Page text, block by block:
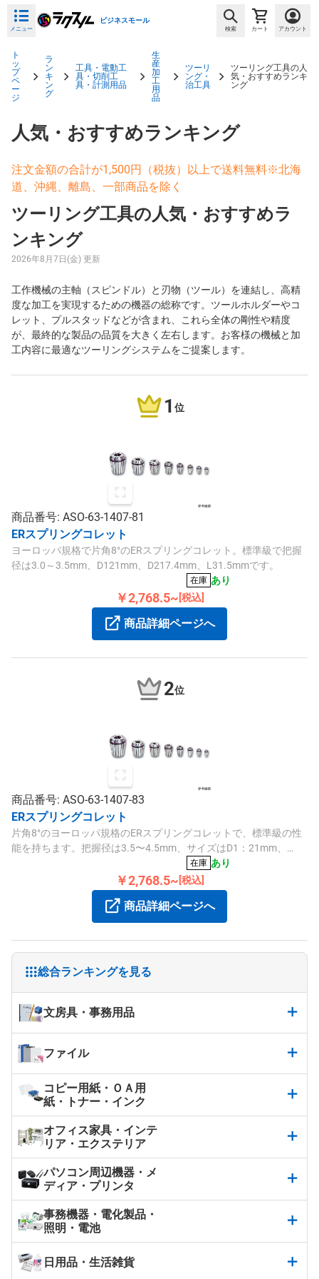
メニュー
ビジネスモール
検索 カート アカウント
ト
ッ
プ
ペ
ー
ジ
ラ
ン
キ
ン
グ
工具・電動工
具・切削工
具・計測用品
生
産
加
工
用
品
ツーリ
ング・
治工具
ツーリング工具の人
気・おすすめランキ
ング
人気・おすすめランキング
注文金額の合計が1,500円（税抜）以上で送料無料※北海
道、沖縄、離島、一部商品を除く
総合ランキングを見る
文房具・事務用品
ファイル
コピー用紙・ＯＡ用
紙・トナー・インク
オフィス家具・インテ
リア・エクステリア
パソコン周辺機器・メ
ディア・プリンタ
事務機器・電化製品・
照明・電池
日用品・生活雑貨
ツーリング工具の人気・おすすめラ
ンキング
2026年8月7日(金) 更新
工作機械の主軸（スピンドル）と刃物（ツール）を連結し、高精
度な加工を実現するための機器の総称です。ツールホルダーやコ
レット、プルスタッドなどが含まれ、これら全体の剛性や精度
が、最終的な製品の品質を大きく左右します。お客様の機械と加
工内容に最適なツーリングシステムをご提案します。
1 位
商品番号: ASO-63-1407-81
ERスプリングコレット
ヨーロッパ規格で片角8°のERスプリングコレット。標準級で把握
径は3.0～3.5mm、D121mm、D217.4mm、L31.5mmです。
在庫 あり
￥2,768.5~ [税込]
商品詳細ページへ
2位
商品番号: ASO-63-1407-83
ERスプリングコレット
片角8°のヨーロッパ規格のERスプリングコレットで、標準級の性
能を持ちます。把握径は3.5〜4.5mm、サイズはD1：21mm、
D2：17.4mm、L：31.5mm、L2：4.8mm、L3：2.8mmです。
在庫 あり
￥2,768.5~ [税込]
商品詳細ページへ